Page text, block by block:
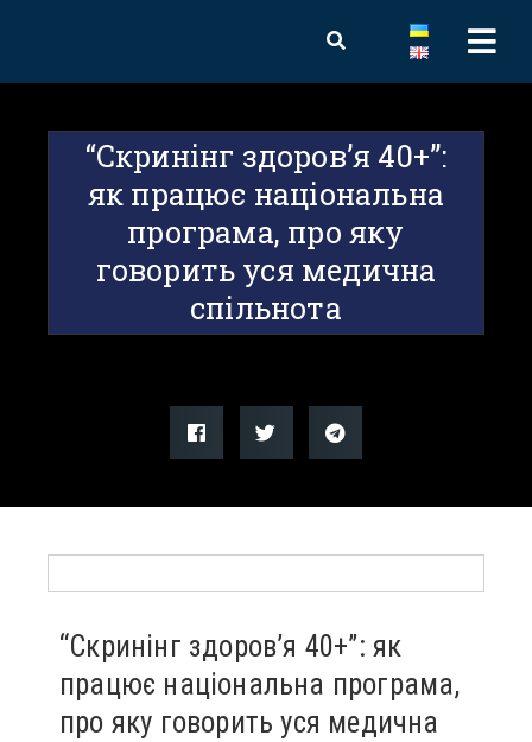
“Скринінг здоров’я 40+”:
як працює національна
програма, про яку
говорить уся медична
спільнота
“Скринінг здоров’я 40+”: як
працює національна програма,
про яку говорить уся медична